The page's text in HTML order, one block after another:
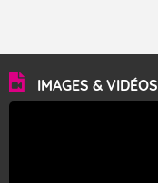
IMAGES & VIDÉOS